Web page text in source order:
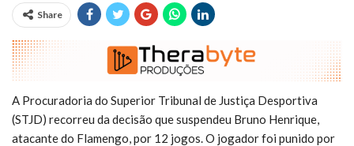
Share
A Procuradoria do Superior Tribunal de Justiça Desportiva
(STJD) recorreu da decisão que suspendeu Bruno Henrique,
atacante do Flamengo, por 12 jogos. O jogador foi punido por